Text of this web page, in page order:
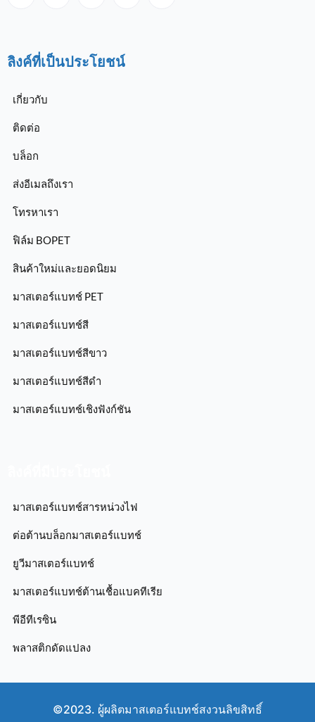
ลิงค์ที่เป็นประโยชน์
เกี่ยวกับ
ติดต่อ
บล็อก
ส่งอีเมลถึงเรา
โทรหาเรา
ฟิล์ม BOPET
สินค้าใหม่และยอดนิยม
มาสเตอร์แบทช์ PET
มาสเตอร์แบทช์สี
มาสเตอร์แบทช์สีขาว
มาสเตอร์แบทช์สีดำ
มาสเตอร์แบทช์เชิงฟังก์ชัน
มาสเตอร์แบทช์สารหน่วงไฟ
ต่อต้านบล็อกมาสเตอร์แบทช์
ยูวีมาสเตอร์แบทช์
มาสเตอร์แบทช์ต้านเชื้อแบคทีเรีย
พีอีทีเรซิน
พลาสติกดัดแปลง
©2023. ผู้ผลิตมาสเตอร์แบทช์สงวนลิขสิทธิ์